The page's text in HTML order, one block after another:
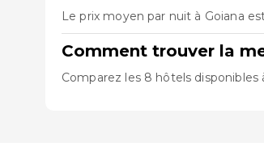
Le prix moyen par nuit à Goiana
Comment trouver la
Comparez les 8 hôtels